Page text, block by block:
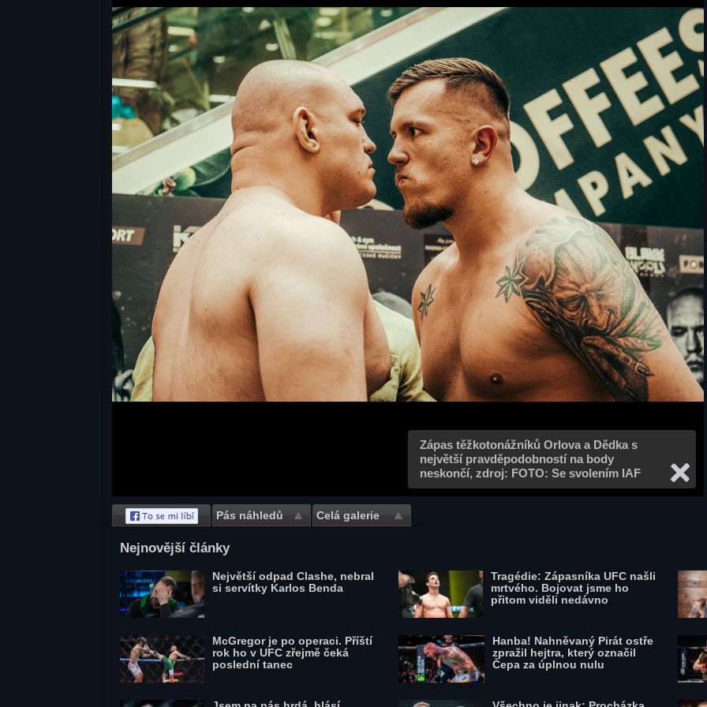
Zápas těžkotonážníků Orlova a Dědka s
největší pravděpodobností na body
neskončí, zdroj: FOTO: Se svolením IAF
Pás náhledů Celá galerie
Nejnovější články
Největší odpad Clashe, nebral
si servítky Karlos Benda
McGregor je po operaci. Příští
rok ho v UFC zřejmě čeká
poslední tanec
Tragédie: Zápasníka UFC našli
mrtvého. Bojovat jsme ho
přitom viděli nedávno
Hanba! Nahněvaný Pirát ostře
zpražil hejtra, který označil
Čepa za úplnou nulu